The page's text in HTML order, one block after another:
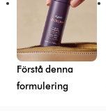
Förstå denna
formulering